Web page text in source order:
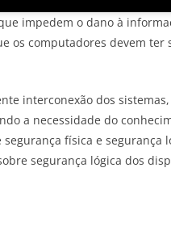
impedem o dano à
os computadores devem ter
interconexão dos
a necessidade do
física e segurança
segurança lógica dos